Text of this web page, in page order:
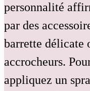
personnalité
par des
barrette délicate
accrocheurs.
appliquez un